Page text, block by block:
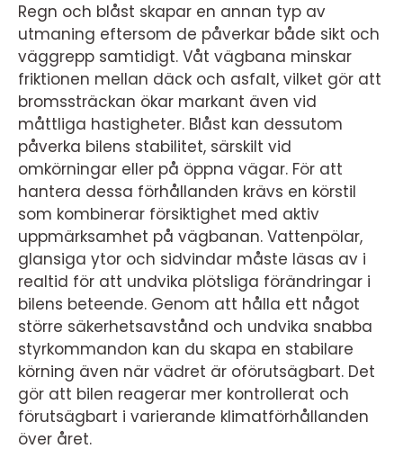
Regn och blåst skapar en annan typ av
utmaning eftersom de påverkar både sikt och
väggrepp samtidigt. Våt vägbana minskar
friktionen mellan däck och asfalt, vilket gör att
bromssträckan ökar markant även vid
måttliga hastigheter. Blåst kan dessutom
påverka bilens stabilitet, särskilt vid
omkörningar eller på öppna vägar. För att
hantera dessa förhållanden krävs en körstil
som kombinerar försiktighet med aktiv
uppmärksamhet på vägbanan. Vattenpölar,
glansiga ytor och sidvindar måste läsas av i
realtid för att undvika plötsliga förändringar i
bilens beteende. Genom att hålla ett något
större säkerhetsavstånd och undvika snabba
styrkommandon kan du skapa en stabilare
körning även när vädret är oförutsägbart. Det
gör att bilen reagerar mer kontrollerat och
förutsägbart i varierande klimatförhållanden
över året.